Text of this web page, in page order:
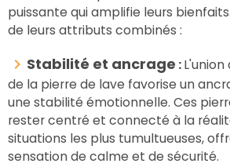
puissante qui amplifie leurs
de leurs attributs combinés :
Stabilité et ancrage :
de la pierre de lave favorise un
une stabilité émotionnelle. Ces
rester centré et connecté à la
situations les plus tumultueuses,
sensation de calme et de sécurité.